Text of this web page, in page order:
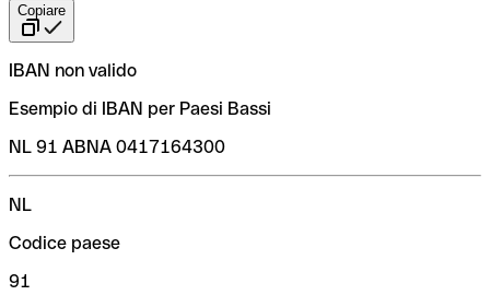
Copiare
IBAN non valido
Esempio di IBAN per Paesi Bassi
NL 91 ABNA 0417164300
NL
Codice paese
91